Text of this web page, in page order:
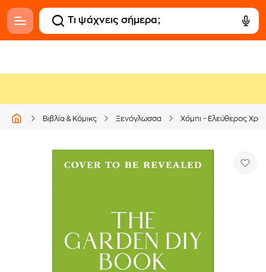
Βιβλία & Κόμικς Ξενόγλωσσα Χόμπι - Ελεύθερος